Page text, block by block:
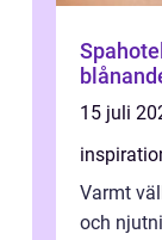
Spahotell
15 juli
Varmt
och